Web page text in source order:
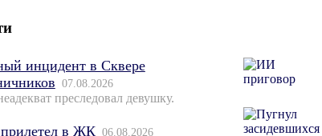
инцидент в Сквере
07.08.2026
преследовал девушку.
в ЖК 06.08.2026